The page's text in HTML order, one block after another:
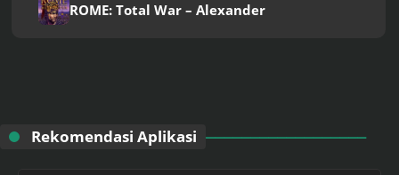
ROME: Total War – Alexander
Rekomendasi Aplikasi